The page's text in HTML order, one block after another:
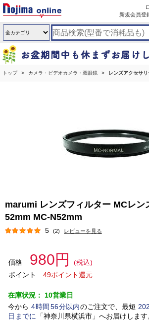
新規会員登
トップ カメラ・ビデオカメラ・双眼鏡 レンズアクセサリ
marumi レンズフィルター MCレン
52mm MC-N52mm
5 (2) レビューを見る
価格 980円
(税込)
ポイント
49ポイント還元
在庫状況： 10営業日
今から 4時間 56分以内のご注文で、最短
日 までに 「神奈川県横浜市」 へお届けします